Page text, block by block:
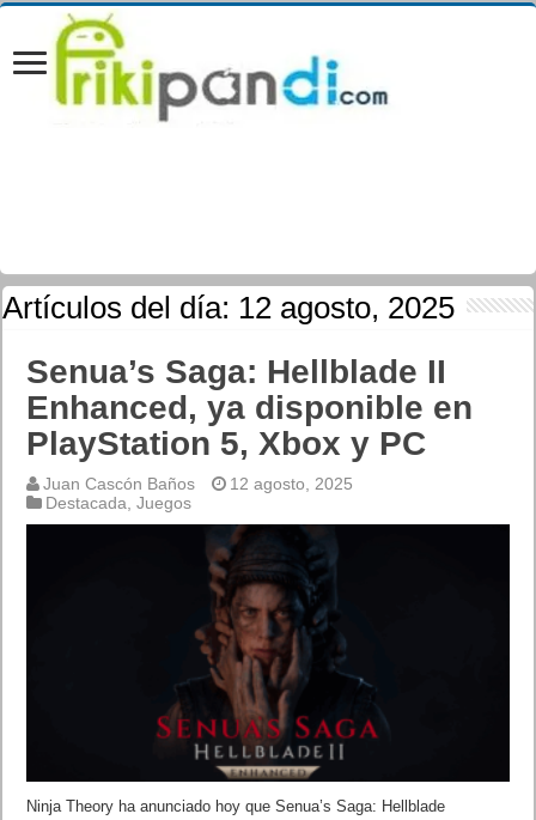
Artículos del día: 12 agosto, 2025
Senua’s Saga: Hellblade II
Enhanced, ya disponible en
PlayStation 5, Xbox y PC
Juan Cascón Baños
12 agosto, 2025
Destacada ,Juegos
Ninja Theory ha anunciado hoy que Senua’s Saga: Hellblade